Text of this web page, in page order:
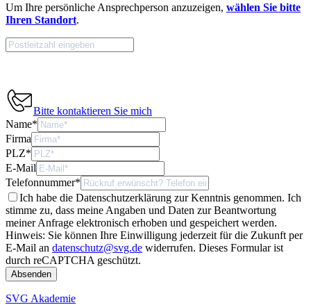
Um Ihre persönliche Ansprechperson anzuzeigen, wählen Sie bitte
Ihren Standort.
Bitte kontaktieren Sie mich
Name*
Firma
PLZ*
E-Mail
Telefonnummer*
Ich habe die Datenschutzerklärung zur Kenntnis genommen. Ich
stimme zu, dass meine Angaben und Daten zur Beantwortung
meiner Anfrage elektronisch erhoben und gespeichert werden.
Hinweis: Sie können Ihre Einwilligung jederzeit für die Zukunft per
E-Mail an datenschutz@svg.de widerrufen. Dieses Formular ist
durch reCAPTCHA geschützt.
SVG Akademie